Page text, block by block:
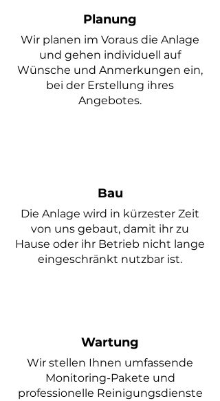
Planung
Wir planen im Voraus die Anlage
und gehen individuell auf
Wünsche und Anmerkungen ein,
bei der Erstellung ihres
Angebotes.
Bau
Die Anlage wird in kürzester Zeit
von uns gebaut, damit ihr zu
Hause oder ihr Betrieb nicht lange
eingeschränkt nutzbar ist.
Wartung
Wir stellen Ihnen umfassende
Monitoring-Pakete und
professionelle Reinigungsdienste